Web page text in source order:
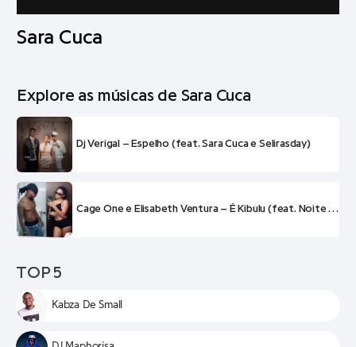
Sara Cuca
Explore as músicas de Sara Cuca
Dj Verigal – Espelho (feat. Sara Cuca e Selirasday)
Cage One e Elisabeth Ventura – É Kibulu (feat. Noite e Dia, Vado Poster e Sara Cuca)
TOP 5
Kabza De Small